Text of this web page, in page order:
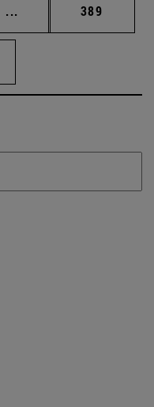
... Páginas intermedias
Página
389